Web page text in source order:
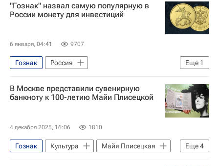
"Гознак" назвал самую популярную в
России монету для инвестиций
6 января, 04:41 9707
Еще 1
Гознак
Россия
Георгий Победоносец
В Москве представили сувенирную
банкноту к 100-летию Майи Плисецкой
4 декабря 2025, 16:06 1810
Еще4
Гознак Культура
Майя Плисецкая
Родион Щедрин
Кристина Трубинова